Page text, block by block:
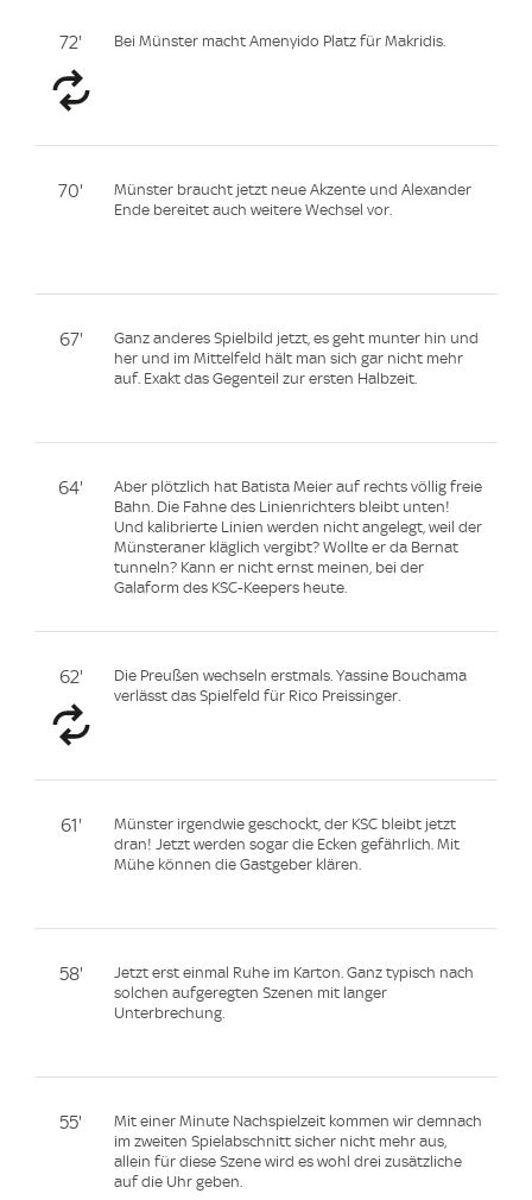
72' Bei Münster macht Amenyido Platz für Makridis.
70'
Münster braucht jetzt neue Akzente und Alexander
Ende bereitet auch weitere Wechsel vor.
67'
Ganz anderes Spielbild jetzt, es geht munter hin und
her und im Mittelfeld hält man sich gar nicht mehr
auf. Exakt das Gegenteil zur ersten Halbzeit.
64'
Aber plötzlich hat Batista Meier auf rechts völlig freie
Bahn. Die Fahne des Linienrichters bleibt unten!
Und kalibrierte Linien werden nicht angelegt, weil der
Münsteraner kläglich vergibt? Wollte er da Bernat
tunneln? Kann er nicht ernst meinen, bei der
Galaform des KSC-Keepers heute.
62'
Die Preußen wechseln erstmals. Yassine Bouchama
verlässt das Spielfeld für Rico Preissinger.
61'
Münster irgendwie geschockt, der KSC bleibt jetzt
dran! Jetzt werden sogar die Ecken gefährlich. Mit
Mühe können die Gastgeber klären.
58'
Jetzt erst einmal Ruhe im Karton. Ganz typisch nach
solchen aufgeregten Szenen mit langer
Unterbrechung.
55'
Mit einer Minute Nachspielzeit kommen wir demnach
im zweiten Spielabschnitt sicher nicht mehr aus,
allein für diese Szene wird es wohl drei zusätzliche
auf die Uhr geben.